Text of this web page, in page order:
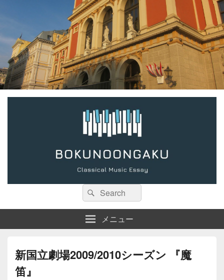
検
索:
検
索
メニュー
新国立劇場2009/2010シーズン 『魔
笛』